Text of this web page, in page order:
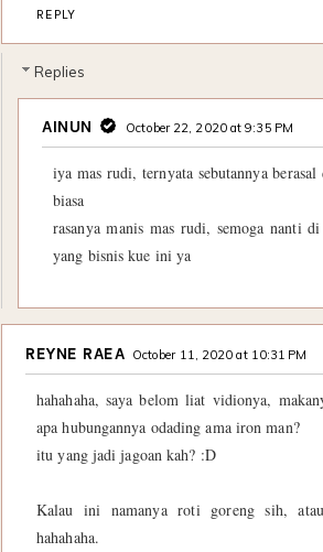
REPLY
Replies
AINUN October 22, 2020 at 9:35 PM
iya mas rudi, ternyata sebutannya berasal
biasa
rasanya manis mas rudi, semoga nanti
yang bisnis kue ini ya
REYNE RAEA October 11, 2020 at 10:31 PM
hahahaha, saya belom liat vidionya,
apa hubungannya odading ama iron man?
itu yang jadi jagoan kah? :D
Kalau ini namanya roti goreng sih,
hahahaha.